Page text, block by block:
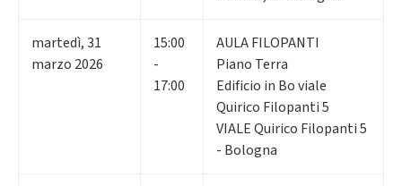
martedì,31
marzo 2026
15:00
-
17:00
AULA FILOPANTI
Piano Terra
Edificio in Bo viale
Quirico Filopanti 5
VIALE Quirico Filopanti 5
- Bologna